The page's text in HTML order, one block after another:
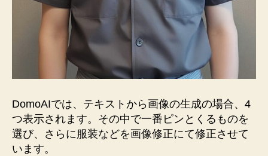
DomoAIでは、テキストから画像の生成の場合、4
つ表示されます。その中で一番ピンとくるものを
選び、さらに服装などを画像修正にて修正させて
います。